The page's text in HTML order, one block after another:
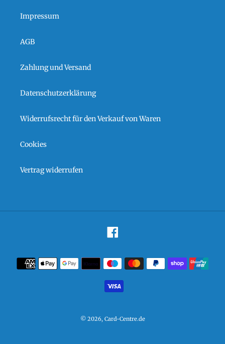
Impressum
AGB
Zahlung und Versand
Datenschutzerklärung
Widerrufsrecht für den Verkauf von Waren
Cookies
Vertrag widerrufen
Zahlungsarten
© 2026, Card-Centre.de